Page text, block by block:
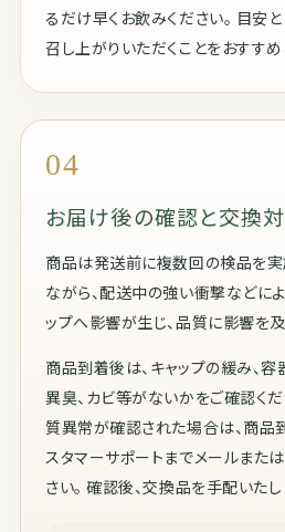
るだけ早くお飲みください。 目安
召し上がりいただくことをおすすめ
04
お届け後の確認と交換
商品は発送前に複数回の検品を実
ながら、配送中の強い衝撃などに
ップへ影響が生じ、品質に影響を
商品到着後は、キャップの緩み、容
異臭、カビ等がないかをご確認く
質異常が確認された場合は、商品
スタマーサポートまでメールまた
さい。 確認後、交換品を手配いたし